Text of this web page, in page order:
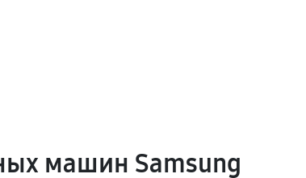
машин Samsung